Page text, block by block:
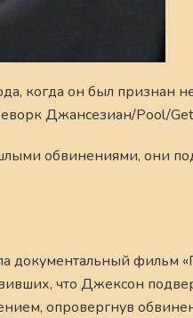
когда он был признан
Джансезиан/Pool/
обвинениями, они
документальный фильм
что Джексон
опровергнув